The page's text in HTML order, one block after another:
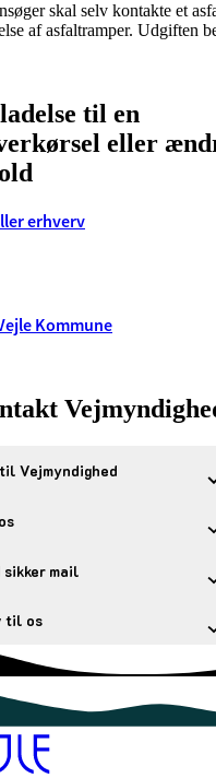
skal selv kontakte et
af asfaltramper. Udgiften
til en
eller
erhverv
Kommune
Vejmyndighed
sikker mail
til os